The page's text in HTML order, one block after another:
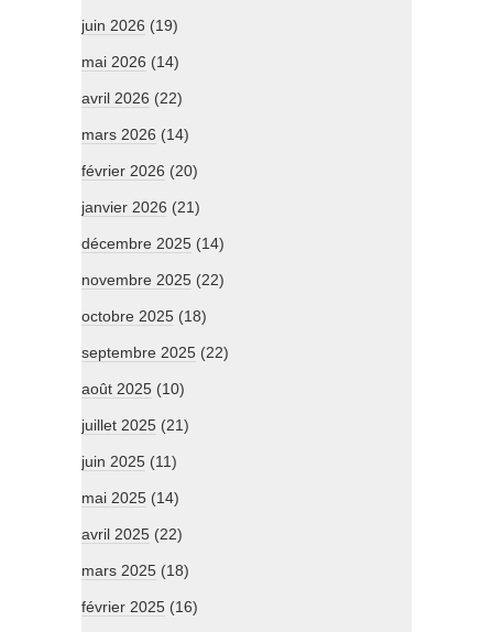
juin 2026 (19)
mai 2026 (14)
avril 2026 (22)
mars 2026 (14)
février 2026 (20)
janvier 2026 (21)
décembre 2025 (14)
novembre 2025 (22)
octobre 2025 (18)
septembre 2025 (22)
août 2025 (10)
juillet 2025 (21)
juin 2025 (11)
mai 2025 (14)
avril 2025 (22)
mars 2025 (18)
février 2025 (16)